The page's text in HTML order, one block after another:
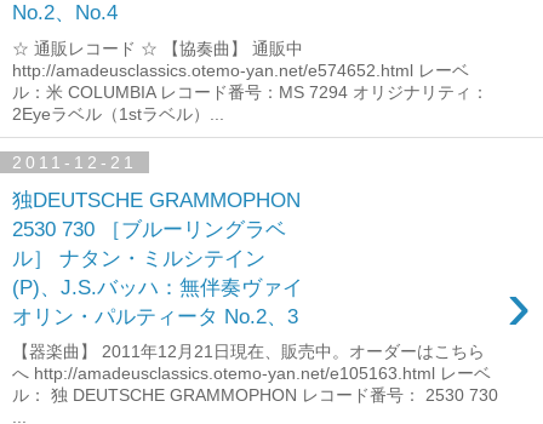
No.2、No.4
☆ 通販レコード ☆ 【協奏曲】 通販中
http://amadeusclassics.otemo-yan.net/e574652.html レーベ
ル：米 COLUMBIA レコード番号：MS 7294 オリジナリティ：
2Eyeラベル（1stラベル）...
2011-12-21
独DEUTSCHE GRAMMOPHON
2530 730 ［ブルーリングラベ
ル］ ナタン・ミルシテイン
(P)、J.S.バッハ：無伴奏ヴァイ
オリン・パルティータ No.2、3
›
【器楽曲】 2011年12月21日現在、販売中。オーダーはこちら
へ http://amadeusclassics.otemo-yan.net/e105163.html レーベ
ル： 独 DEUTSCHE GRAMMOPHON レコード番号： 2530 730
...